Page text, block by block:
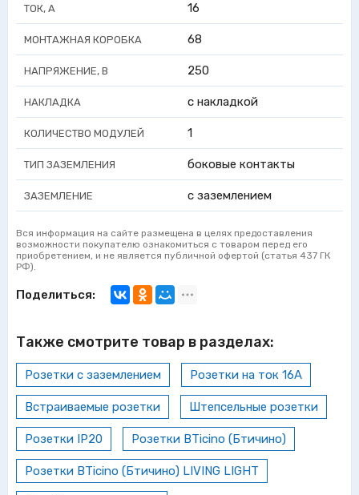
ТОК, А 16
МОНТАЖНАЯ КОРОБКА 68
НАПРЯЖЕНИЕ, В 250
НАКЛАДКА с накладкой
КОЛИЧЕСТВО МОДУЛЕЙ 1
ТИП ЗАЗЕМЛЕНИЯ боковые контакты
ЗАЗЕМЛЕНИЕ с заземлением
Вся информация на сайте размещена в целях предоставления
возможности покупателю ознакомиться с товаром перед его
приобретением, и не является публичной офертой (статья 437 ГК
РФ).
Поделиться:
Также смотрите товар в разделах:
Розетки с заземлением Розетки на ток 16А
Встраиваемые розетки Штепсельные розетки
Розетки IP20 Розетки BTicino (Бтичино)
Розетки BTicino (Бтичино) LIVING LIGHT